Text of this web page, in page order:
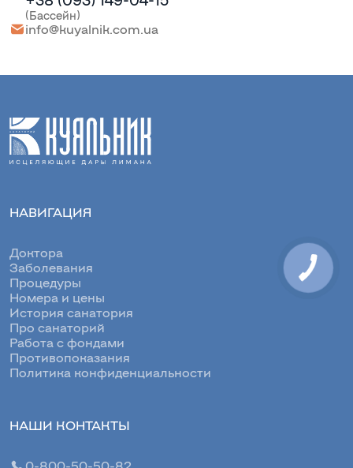
(Бассейн)
info@kuyalnik.com.ua
НАВИГАЦИЯ
Доктора
Заболевания
Процедуры
Номера и цены
История санатория
Про санаторий
Работа с фондами
Противопоказания
Политика конфиденциальности
НАШИ КОНТАКТЫ